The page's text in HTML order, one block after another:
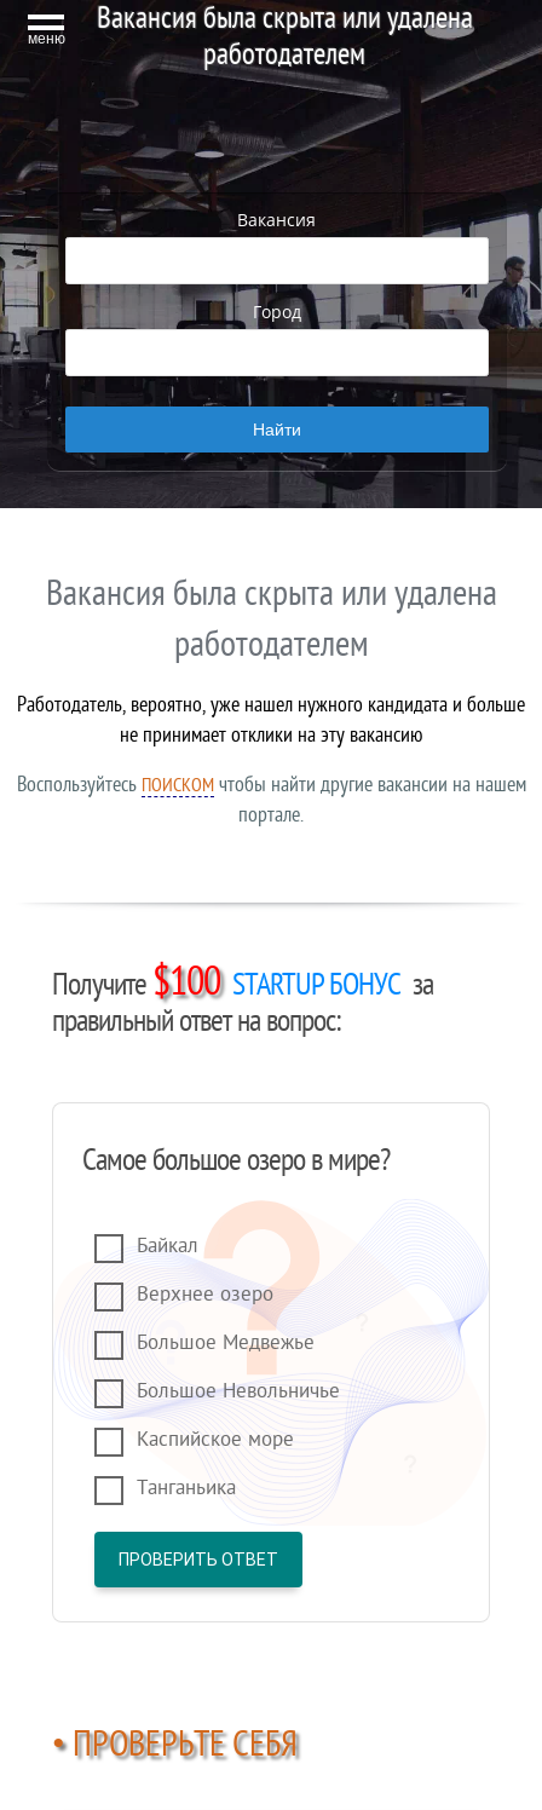
меню
Вакансия была скрыта или удалена
работодателем
Вакансия
Город
Вакансия была скрыта или удалена
работодателем
Работодатель, вероятно, уже нашел нужного кандидата и больше
не принимает отклики на эту вакансию
Воспользуйтесь ПОИСКОМчтобы найти другие вакансии на нашем
портале.
Получите $100 STARTUP БОНУС за
правильный ответ на вопрос:
Самое большое озеро в мире?
Байкал
Верхнее озеро
Большое Медвежье
Большое Невольничье
Каспийское море
Танганьика
ПРОВЕРИТЬ ОТВЕТ
• ПРОВЕРЬТЕ СЕБЯ